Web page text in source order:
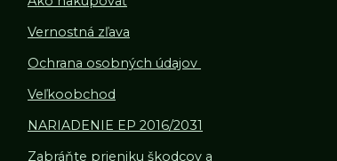
Vernostná zľava
Ochrana osobných údajov
Veľkoobchod
NARIADENIE EP 2016/2031
Zabráňte prieniku škodcov a